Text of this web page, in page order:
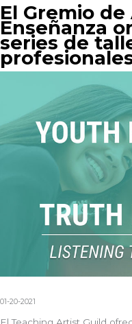
El Gremio
Enseñanza
series de
01-20-2021